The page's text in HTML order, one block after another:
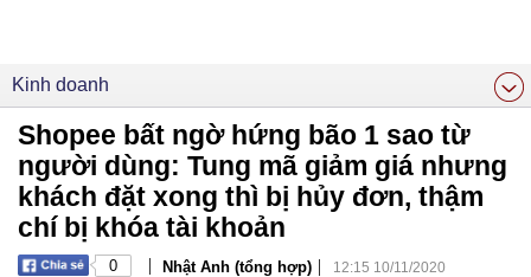
Kinh doanh
Shopee bất ngờ hứng bão 1 sao từ
người dùng: Tung mã giảm giá nhưng
khách đặt xong thì bị hủy đơn, thậm
chí bị khóa tài khoản
0 | Nhật Anh (tổng hợp) | 12:15 10/11/2020